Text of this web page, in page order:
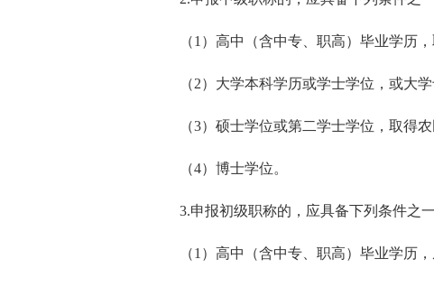
（1）高中（含中专、职高）毕业学历
（2）大学本科学历或学士学位，或大
（3）硕士学位或第二学士学位，取得
（4）博士学位。
3.申报初级职称的，应具备下列条件之一
（1）高中（含中专、职高）毕业学历